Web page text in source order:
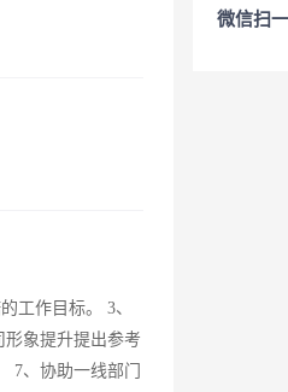
工作目标。 3、
象提升提出参考
7、协助一线部门
微信扫